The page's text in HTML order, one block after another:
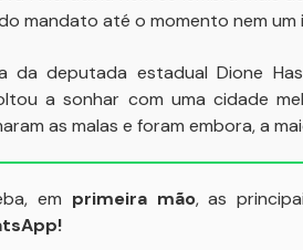
mandato até o momento nem
da deputada estadual Dione
a sonhar com uma cidade
as malas e foram embora, a
em primeira mão, as